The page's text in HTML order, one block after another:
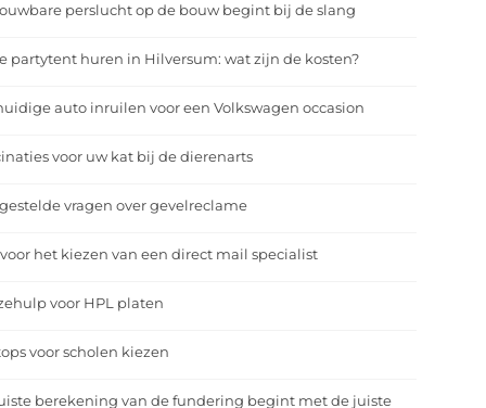
perslucht op de bouw begint bij de slang
partytent huren in Hilversum: wat zijn de kosten?
auto inruilen voor een Volkswagen occasion
voor uw kat bij de dierenarts
vragen over gevelreclame
voor het kiezen van een direct mail specialist
voor HPL platen
voor scholen kiezen
berekening van de fundering begint met de juiste